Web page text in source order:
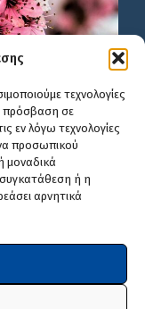
τεχνολογίες
πρόσβαση σε
εν λόγω τεχνολογίες
προσωπικού
μοναδικά
ή η
αρνητικά